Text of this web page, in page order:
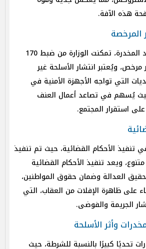
هذه الآفة.
المرخصة
إلى جانب ضبط المواد المخدرة، تمكنت الوزارة من ضبط 170
ويُعتبر انتشار الأسلحة غير
التي تواجه الأجهزة الأمنية في
يُسهم في تصاعد أعمال العنف
استقرار المجتمع.
تنفيذ الأحكام القضائية، حيث تم تنفيذ
ويعد تنفيذ الأحكام القضائية
العدالة وضمان حقوق المواطنين،
على ظاهرة الإفلات من العقاب، التي
الجريمة والفوضى.
وأثر الأسلحة
تحديًا كبيرًا بالنسبة للشرطة، حيث